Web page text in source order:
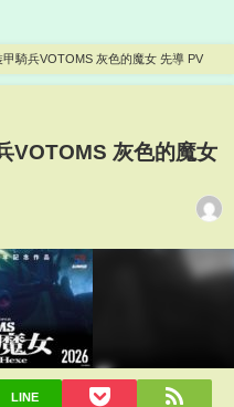
甲騎兵VOTOMS 灰色的魔女 先導 PV
VOTOMS 灰色的魔女
LINE